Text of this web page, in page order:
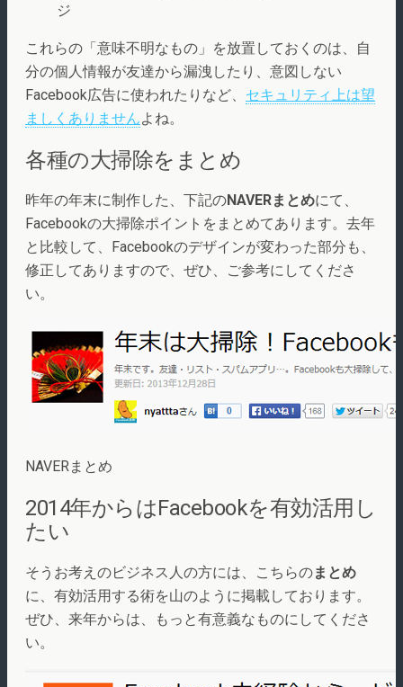
ジ
これらの「意味不明なもの」を放置しておくのは、自
分の個人情報が友達から漏洩したり、意図しない
Facebook広告に使われたりなど、 セキュリティ上は望
ましくありませんよね。
各種の大掃除をまとめ
昨年の年末に制作した、下記のNAVERまとめにて、
Facebookの大掃除ポイントをまとめてあります。去年
と比較して、Facebookのデザインが変わった部分も、
修正してありますので、ぜひ、ご参考にしてくださ
い。
NAVERまとめ
2014年からはFacebookを有効活用し
たい
そうお考えのビジネス人の方には、こちらのまとめ
に、有効活用する術を山のように掲載しております。
ぜひ、来年からは、もっと有意義なものにしてくださ
い。